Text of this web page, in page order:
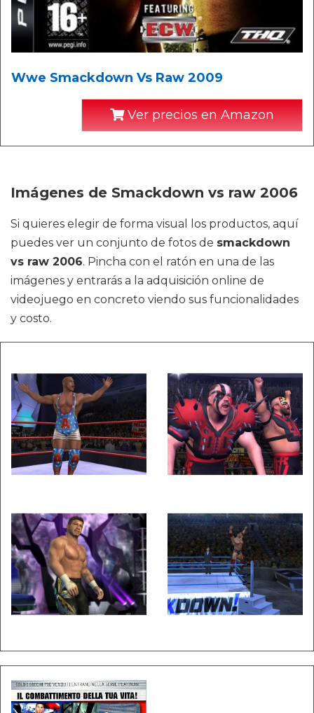
Wwe Smackdown Vs Raw 2009
Ver precios en Amazon
Imágenes de Smackdown vs raw 2006
Si quieres elegir de forma visual los productos, aquí
puedes ver un conjunto de fotos de smackdown
vs raw 2006. Pincha con el ratón en una de las
imágenes y entrarás a la adquisición online de
videojuego en concreto viendo sus funcionalidades
y costo.